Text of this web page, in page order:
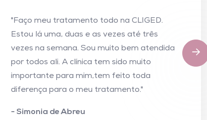
"Faço meu tratamento todo na CLIGED.
Estou lá uma, duas e as vezes até três
vezes na semana. Sou muito bem atendida
por todos ali. A clínica tem sido muito
importante para mim,tem feito toda
diferença para o meu tratamento."
- Simonia de Abreu